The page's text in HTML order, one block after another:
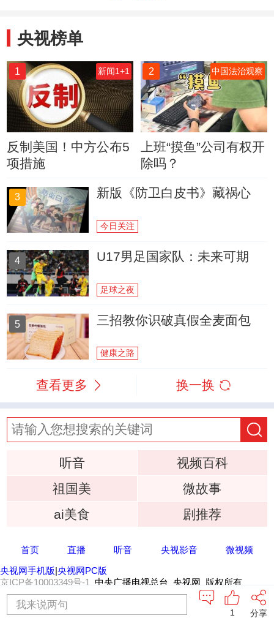
央视榜单
1 新闻1+1
反制美国！中方公布5
项措施
2 中国法治观察
上班“摸鱼”公司有权开
除吗？
3 新版《防卫白皮书》藏祸心
今日关注
4 U17男足国家队：未来可期
足球之夜
5 三招教你识破真假全麦面包
健康之路
查看更多 换一换
听音
视频百科
祖国美
微故事
ai美食
剧推荐
首页 直播 听音 央视影音
微视频
央视网手机版|央视网PC版
京ICP备10003349号-1
中央广播电视总台 央视网 版权所有
我来说两句
分享
1